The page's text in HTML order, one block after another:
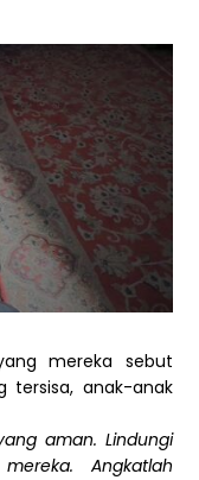
mereka sebut
tersisa, anak-anak
aman. Lindungi
Angkatlah